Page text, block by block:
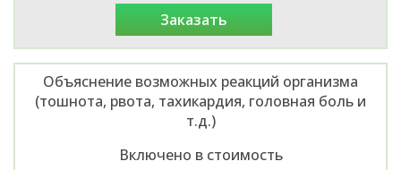
заказать
Объяснение возможных реакций организма
(тошнота, рвота, тахикардия, головная боль и
т.д.)
Включено в стоимость